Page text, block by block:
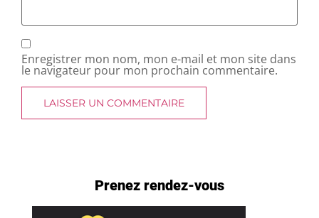
Enregistrer mon nom, mon e-mail et mon site dans
le navigateur pour mon prochain commentaire.
Prenez rendez-vous